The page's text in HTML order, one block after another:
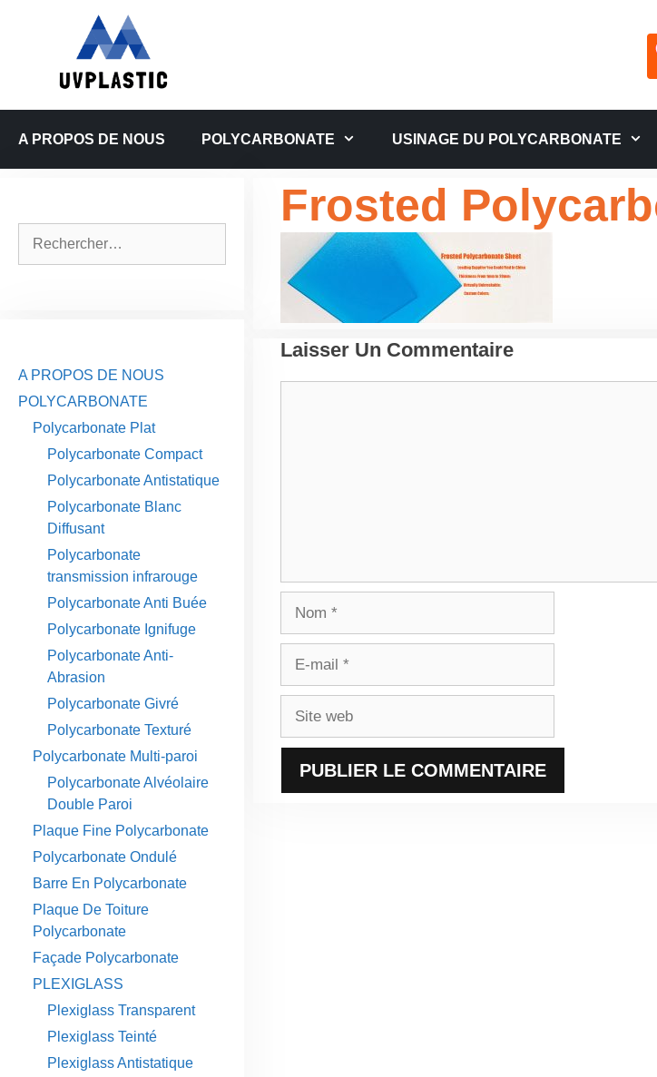
A PROPOS DE NOUS POLYCARBONATE USINAGE DU POLYCARBONATE
Frosted
Laisser Un Commentaire
A PROPOS DE NOUS
POLYCARBONATE
Polycarbonate Plat
Polycarbonate Compact
Polycarbonate Antistatique
Polycarbonate Blanc
Diffusant
Polycarbonate
transmission infrarouge
Polycarbonate Anti Buée
Polycarbonate Ignifuge
Polycarbonate Anti-
Abrasion
Polycarbonate Givré
Polycarbonate Texturé
Polycarbonate Multi-paroi
Polycarbonate Alvéolaire
Double Paroi
Plaque Fine Polycarbonate
Polycarbonate Ondulé
Barre En Polycarbonate
Plaque De Toiture
Polycarbonate
Façade Polycarbonate
PLEXIGLASS
Plexiglass Transparent
Plexiglass Teinté
Plexiglass Antistatique